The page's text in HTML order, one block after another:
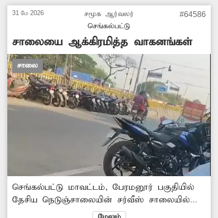
எடுக்கவேண்டு அப்பகுதி மக்கள் கோரிக்கை
31 மே 2026
சமூக ஆர்வலர்
செங்கல்பட்டு
#64586
சாலையை ஆக்கிரமித்த வாகனங்கள்
சாலை
செங்கல்பட்டு மாவட்டம், பேரமனூர் பகுதியில்
தேசிய நெடுஞ்சாலையின் சர்வீஸ் சாலையில்
இருபுறமும் மோட்டார் சைக்கிள்கள் சாலையை